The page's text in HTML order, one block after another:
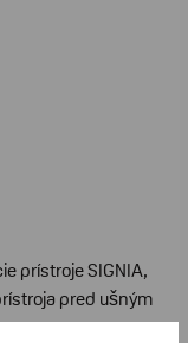
prístroje SIGNIA,
pred ušným